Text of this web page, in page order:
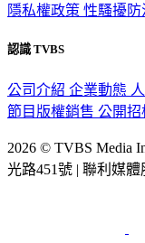
隱私權政策 性騷擾防
認識 TVBS
公司介紹 企業動態
節目版權銷售 公開招
2026 © TVBS Media
光路451號 | 聯利媒體